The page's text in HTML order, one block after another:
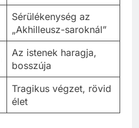
Sérülékenység az
„Akhilleusz-saroknál”
Az istenek haragja,
bosszúja
Tragikus végzet, rövid
élet